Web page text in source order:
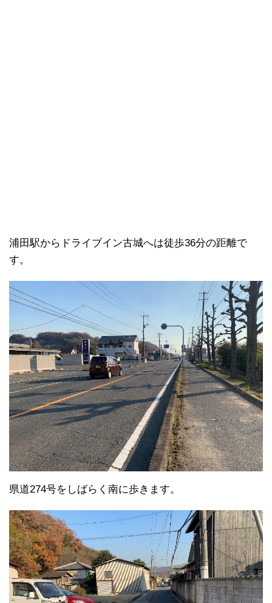
浦田駅からドライブイン古城へは徒歩36分の距離で
す。
県道274号をしばらく南に歩きます。